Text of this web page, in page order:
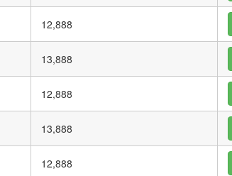
12,888
13,888
12,888
13,888
12,888